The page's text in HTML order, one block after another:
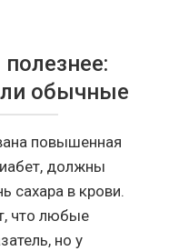
обычные
повышенная
должны
сахара в крови.
что любые
но у